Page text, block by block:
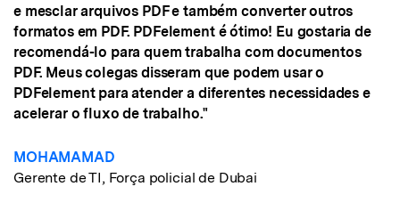
e mesclar arquivos PDF e também converter outros
formatos em PDF. PDFelement é ótimo! Eu gostaria de
recomendá-lo para quem trabalha com documentos
PDF. Meus colegas disseram que podem usar o
PDFelement para atender a diferentes necessidades e
acelerar o fluxo de trabalho."
MOHAMAMAD
Gerente de TI, Força policial de Dubai